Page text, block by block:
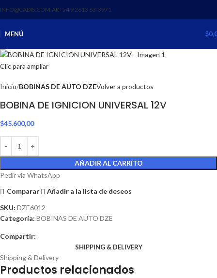
INFO@CADIS.COM.AR‪+54 9 2613 63‑3971‬
MENÚ $
Clic para ampliar
Inicio BOBINAS DE AUTO DZEVolver a productos
BOBINA DE IGNICION UNIVERSAL 12V
$45.600,00
AÑADIR AL CARRITO
Pedir via WhatsApp
Comparar
Añadir a la lista de deseos
SKU: DZE6012
Categoría: BOBINAS DE AUTO DZE
Compartir:
SHIPPING & DELIVERY
Shipping & Delivery
Productos relacionados